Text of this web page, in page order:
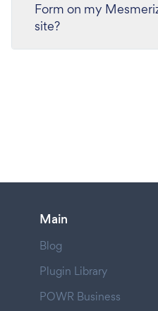
Form on my
site?
Main
Blog
Plugin Library
POWR Business